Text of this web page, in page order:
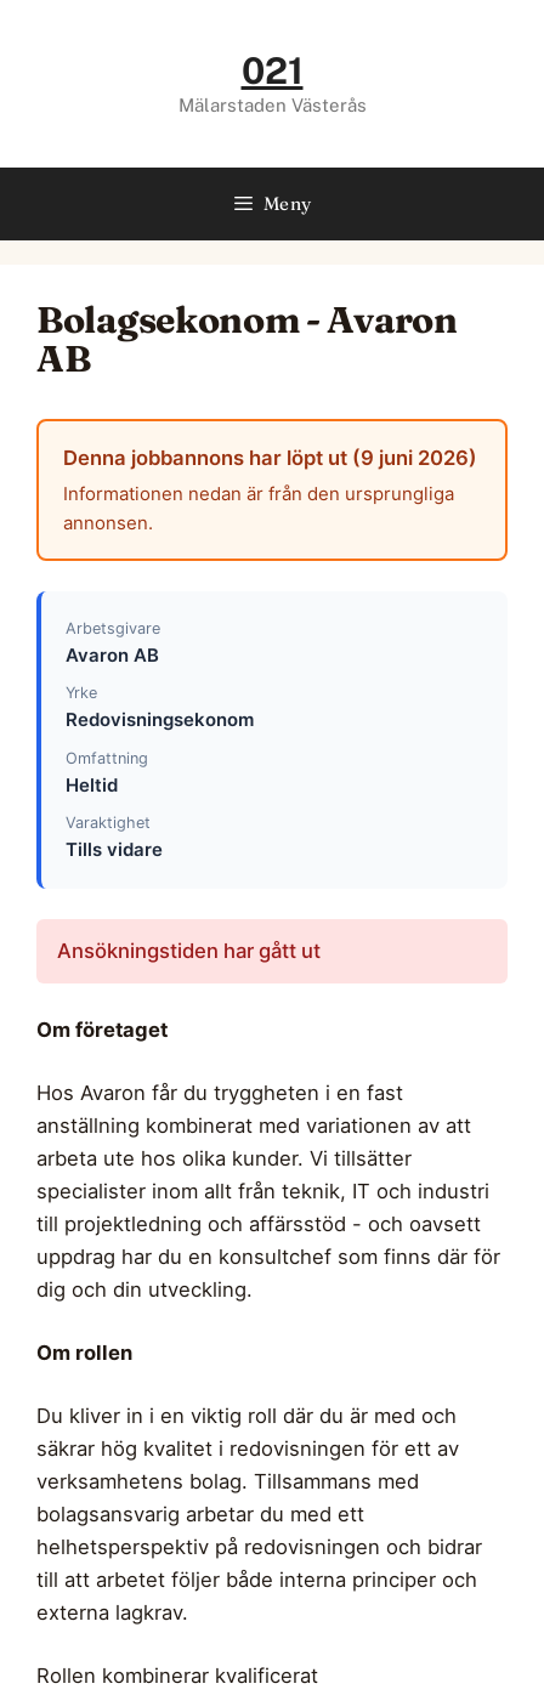
021
Mälarstaden Västerås
Meny
Bolagsekonom - Avaron
AB
Denna jobbannons har löpt ut (9 juni 2026)
Informationen nedan är från den ursprungliga
annonsen.
Arbetsgivare
Avaron AB
Yrke
Redovisningsekonom
Omfattning
Heltid
Varaktighet
Tills vidare
Ansökningstiden har gått ut
Om företaget
Hos Avaron får du tryggheten i en fast
anställning kombinerat med variationen av att
arbeta ute hos olika kunder. Vi tillsätter
specialister inom allt från teknik, IT och industri
till projektledning och affärsstöd - och oavsett
uppdrag har du en konsultchef som finns där för
dig och din utveckling.
Om rollen
Du kliver in i en viktig roll där du är med och
säkrar hög kvalitet i redovisningen för ett av
verksamhetens bolag. Tillsammans med
bolagsansvarig arbetar du med ett
helhetsperspektiv på redovisningen och bidrar
till att arbetet följer både interna principer och
externa lagkrav.
Rollen kombinerar kvalificerat